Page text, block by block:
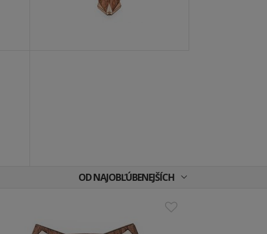
OD NAJOBĽÚBENEJŠÍCH